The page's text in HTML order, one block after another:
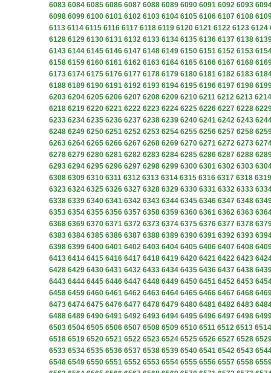
6083 6084 6085 6086 6087 6088 6089 6090 6091 6092 6093
6098 6099 6100 6101 6102 6103 6104 6105 6106 6107 6108
6113 6114 6115 6116 6117 6118 6119 6120 6121 6122 6123 6124
6128 6129 6130 6131 6132 6133 6134 6135 6136 6137 6138
6143 6144 6145 6146 6147 6148 6149 6150 6151 6152 6153
6158 6159 6160 6161 6162 6163 6164 6165 6166 6167 6168
6173 6174 6175 6176 6177 6178 6179 6180 6181 6182 6183
6188 6189 6190 6191 6192 6193 6194 6195 6196 6197 6198
6203 6204 6205 6206 6207 6208 6209 6210 6211 6212 6213 6214
6218 6219 6220 6221 6222 6223 6224 6225 6226 6227 6228
6233 6234 6235 6236 6237 6238 6239 6240 6241 6242 6243
6248 6249 6250 6251 6252 6253 6254 6255 6256 6257 6258
6263 6264 6265 6266 6267 6268 6269 6270 6271 6272 6273
6278 6279 6280 6281 6282 6283 6284 6285 6286 6287 6288
6293 6294 6295 6296 6297 6298 6299 6300 6301 6302 6303
6308 6309 6310 6311 6312 6313 6314 6315 6316 6317 6318 6319
6323 6324 6325 6326 6327 6328 6329 6330 6331 6332 6333
6338 6339 6340 6341 6342 6343 6344 6345 6346 6347 6348
6353 6354 6355 6356 6357 6358 6359 6360 6361 6362 6363
6368 6369 6370 6371 6372 6373 6374 6375 6376 6377 6378
6383 6384 6385 6386 6387 6388 6389 6390 6391 6392 6393
6398 6399 6400 6401 6402 6403 6404 6405 6406 6407 6408
6413 6414 6415 6416 6417 6418 6419 6420 6421 6422 6423
6428 6429 6430 6431 6432 6433 6434 6435 6436 6437 6438
6443 6444 6445 6446 6447 6448 6449 6450 6451 6452 6453
6458 6459 6460 6461 6462 6463 6464 6465 6466 6467 6468
6473 6474 6475 6476 6477 6478 6479 6480 6481 6482 6483
6488 6489 6490 6491 6492 6493 6494 6495 6496 6497 6498
6503 6504 6505 6506 6507 6508 6509 6510 6511 6512 6513 6514
6518 6519 6520 6521 6522 6523 6524 6525 6526 6527 6528
6533 6534 6535 6536 6537 6538 6539 6540 6541 6542 6543
6548 6549 6550 6551 6552 6553 6554 6555 6556 6557 6558